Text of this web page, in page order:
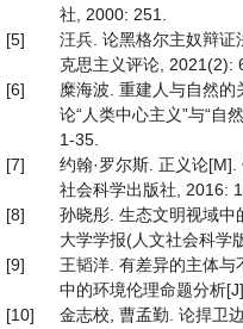
社, 2000: 251.
[5]
汪兵. 论黑格尔主奴辩证
克思主义评论, 2021(2):
[6]
糜海波. 重建人与自然
论“人类中心主义”与“自
1-35.
[7]
约翰·罗尔斯. 正义论
社会科学出版社, 2016:
[8]
孙晓彤. 生态文明视域中
大学学报(人文社会科学
[9]
王韬洋. 有差异的主体
中的环境伦理命题分析
[10]
金志校, 曹孟勤. 论捍卫